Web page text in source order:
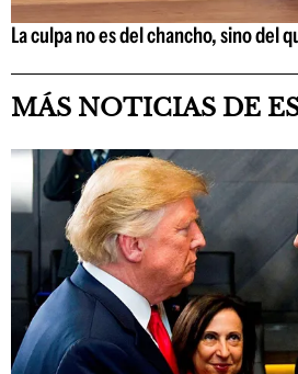
La culpa no es del chancho, sino del
MÁS NOTICIAS DE